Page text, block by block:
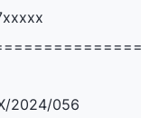
2024/056